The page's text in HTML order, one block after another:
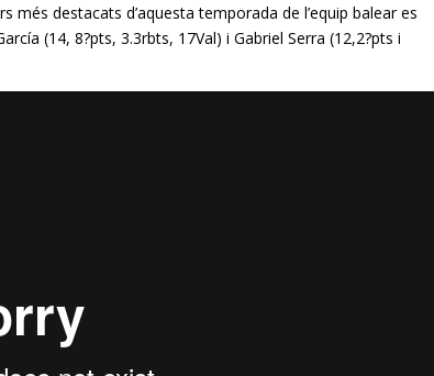
més destacats d’aquesta temporada de l’equip balear es
(14, 8?pts, 3.3rbts, 17Val) i Gabriel Serra (12,2?pts i